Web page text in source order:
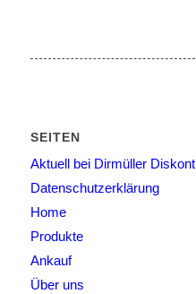
SEITEN
Aktuell bei Dirmüller Diskont
Datenschutzerklärung
Home
Produkte
Ankauf
Über uns